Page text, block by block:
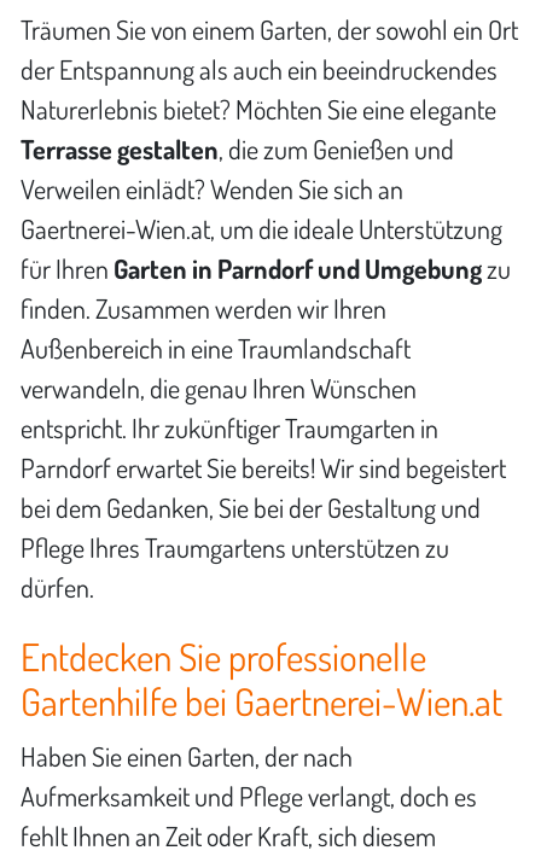
Träumen Sie von einem Garten, der sowohl ein Ort
der Entspannung als auch ein beeindruckendes
Naturerlebnis bietet? Möchten Sie eine elegante
Terrasse gestalten, die zum Genießen und
Verweilen einlädt? Wenden Sie sich an
Gaertnerei-Wien.at, um die ideale Unterstützung
für Ihren Garten in Parndorf und Umgebungzu
finden. Zusammen werden wir Ihren
Außenbereich in eine Traumlandschaft
verwandeln, die genau Ihren Wünschen
entspricht. Ihr zukünftiger Traumgarten in
Parndorf erwartet Sie bereits! Wir sind begeistert
bei dem Gedanken, Sie bei der Gestaltung und
Pflege Ihres Traumgartens unterstützen zu
dürfen.
Entdecken Sie professionelle
Gartenhilfe bei Gaertnerei-Wien.at
Haben Sie einen Garten, der nach
Aufmerksamkeit und Pflege verlangt, doch es
fehlt Ihnen an Zeit oder Kraft, sich diesem